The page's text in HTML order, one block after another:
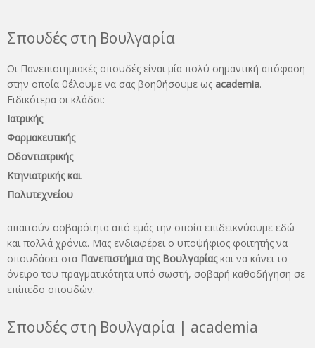
Σπουδές στη Βουλγαρία
Οι Πανεπιστημιακές σπουδές είναι μία πολύ σημαντική απόφαση
στην οποία θέλουμε να σας βοηθήσουμε ως academia.
Ειδικότερα οι κλάδοι:
Ιατρικής
Φαρμακευτικής
Οδοντιατρικής
Κτηνιατρικής και
Πολυτεχνείου
απαιτούν σοβαρότητα από εμάς την οποία επιδεικνύουμε εδώ
και πολλά χρόνια. Μας ενδιαφέρει ο υποψήφιος φοιτητής να
σπουδάσει στα Πανεπιστήμια της Βουλγαρίαςκαι να κάνει το
όνειρo του πραγματικότητα υπό σωστή, σοβαρή καθοδήγηση σε
επίπεδο σπουδών.
Σπουδές στη Βουλγαρία | academia